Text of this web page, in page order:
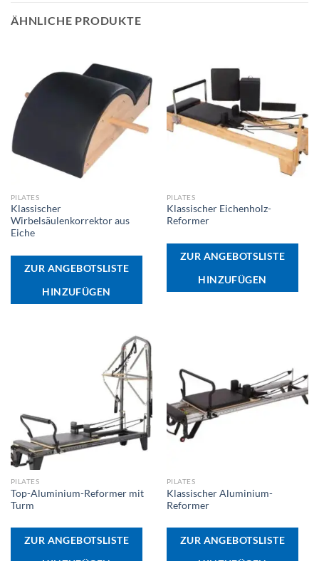
ÄHNLICHE PRODUKTE
PILATES
Klassischer
Wirbelsäulenkorrektor aus
Eiche
ZUR ANGEBOTSLISTE
HINZUFÜGEN
PILATES
Klassischer Eichenholz-
Reformer
ZUR ANGEBOTSLISTE
HINZUFÜGEN
PILATES
Top-Aluminium-Reformer mit
Turm
ZUR ANGEBOTSLISTE
PILATES
Klassischer Aluminium-
Reformer
ZUR ANGEBOTSLISTE